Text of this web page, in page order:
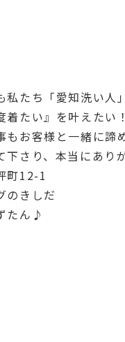
私たち「愛知洗い
たい』を叶えたい！
もお客様と一緒に
下さり、本当にあ
町12-1
のきしだ
たん♪